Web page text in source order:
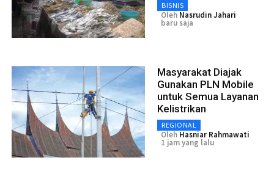
BISNIS
Oleh Nasrudin Jahari
baru saja
Masyarakat Diajak
Gunakan PLN Mobile
untuk Semua Layanan
Kelistrikan
REGIONAL
Oleh Hasniar Rahmawati
1 jam yang lalu